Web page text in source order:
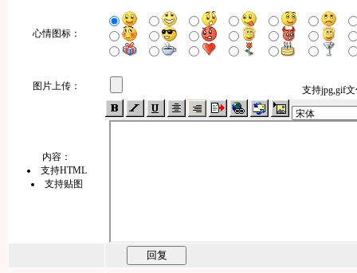
心情图标：
图片上传： 支持jpg,gif
内容：
支持HTML
支持贴图